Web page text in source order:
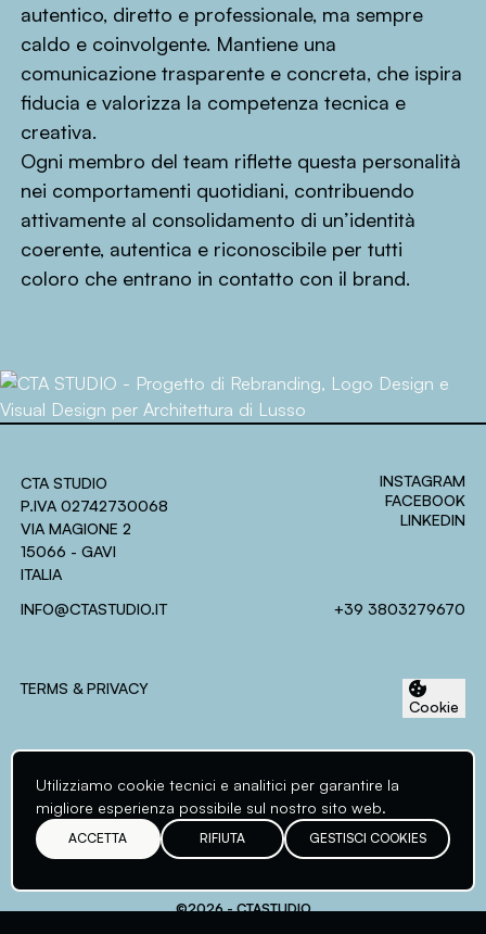
autentico, diretto e professionale, ma sempre
caldo e coinvolgente. Mantiene una
comunicazione trasparente e concreta, che ispira
fiducia e valorizza la competenza tecnica e
creativa.
Ogni membro del team riflette questa personalità
nei comportamenti quotidiani, contribuendo
attivamente al consolidamento di un’identità
coerente, autentica e riconoscibile per tutti
coloro che entrano in contatto con il brand.
CTA STUDIO
P.IVA 02742730068
VIA MAGIONE 2
15066 - GAVI
ITALIA
INFO@CTASTUDIO.IT
INSTAGRAM
FACEBOOK
LINKEDIN
+39 3803279670
TERMS & PRIVACY
Cookie
Login/ Crea Account
Area riservata ai clienti
Password dimenticata?
©2026 - CTASTUDIO
Utilizziamo cookie tecnici e analitici per garantire la
migliore esperienza possibile sul nostro sito web.
ACCETTA RIFIUTA GESTISCI COOKIES